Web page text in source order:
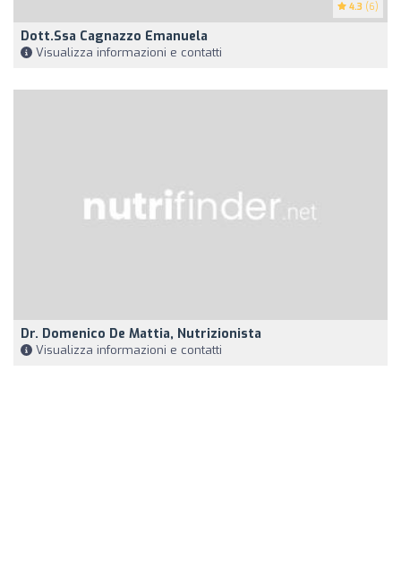
4.3 (6)
Dott.ssa Cagnazzo Emanuela
Visualizza informazioni e contatti
Dr. Domenico De Mattia, Nutrizionista
Visualizza informazioni e contatti